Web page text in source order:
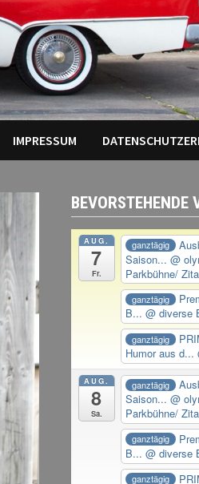
IMPRESSUM
BEVORSTEHENDE
AUG.
7
Fr.
ganztägig
Saison...@
Parkbühne/
ganztägig
B...@ diverse
ganztägig
Humor aus d...
AUG.
8
Sa.
ganztägig
Saison...@
Parkbühne/
ganztägig
B...@ diverse
ganztägig